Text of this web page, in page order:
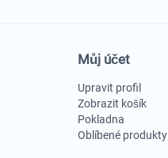
Můj účet
Upravit profil
Zobrazit košík
Pokladna
Oblíbené produkty